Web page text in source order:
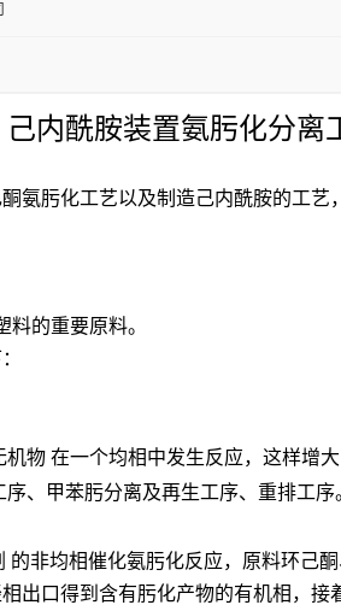
己内酰胺装置氨肟化分离
氨肟化工艺以及制造己内酰胺的工
的重要原料。
物 在一个均相中发生反应，这样
、甲苯肟分离及再生工序、重排工
非均相催化氨肟化反应，原料环
出口得到含有肟化产物的有机相，